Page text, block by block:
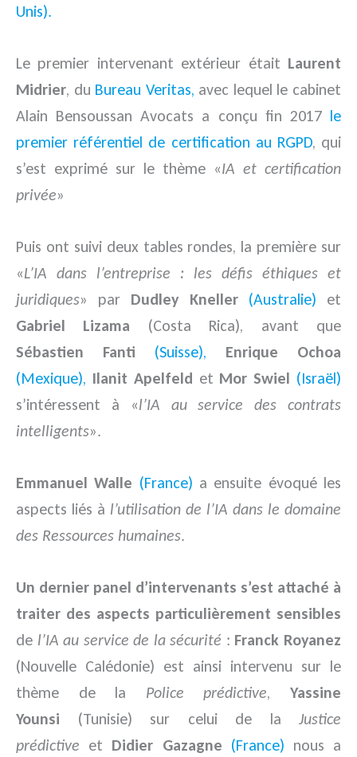
Unis).
Le premier intervenant extérieur était Laurent
Midrier, du Bureau Veritas, avec lequel le cabinet
Alain Bensoussan Avocats a conçu fin 2017 le
premier référentiel de certification au RGPD, qui
s’est exprimé sur le thème «IA et certification
privée»
Puis ont suivi deux tables rondes, la première sur
«L’IA dans l’entreprise : les défis éthiques et
juridiques» par Dudley Kneller (Australie) et
Gabriel Lizama (Costa Rica), avant que
Sébastien Fanti
(Suisse),
Enrique Ochoa
(Mexique), Ilanit Apelfeld et Mor Swiel (Israël)
s’intéressent à «l’IA au service des contrats
intelligents».
Emmanuel Walle (France) a ensuite évoqué les
aspects liés à l’utilisation de l’IA dans le domaine
des Ressources humaines.
Un dernier panel d’intervenants s’est attaché à
traiter des aspects particulièrement sensibles
de l’IA au service de la sécurité : Franck Royanez
(Nouvelle Calédonie) est ainsi intervenu sur le
thème de la Police prédictive,Yassine
Younsi (Tunisie) sur celui de la Justice
prédictive et Didier Gazagne (France) nous a